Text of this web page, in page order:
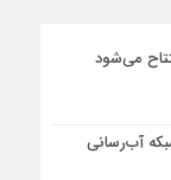
به شبکه آب‌رسانی